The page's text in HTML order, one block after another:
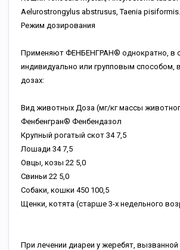
Aelurostrongylus abstrusus, Taenia pisiformis.
Режим дозирования
Применяют ФЕНБЕНГРАН® однократно, в
индивидуально или групповым способом,
дозах:
Вид животных Доза (мг/кг массы
Фенбенгран® Фенбендазол
Крупный рогатый скот 34 7,5
Лошади 34 7,5
Овцы, козы 22 5,0
Свиньи 22 5,0
Собаки, кошки 450 100,5
Щенки, котята (старше 3-х недельного
При лечении диареи у жеребят,